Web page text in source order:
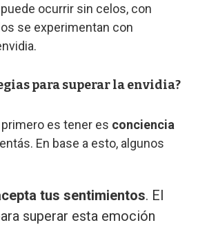
ocurrir sin celos, con
se experimentan con
para superar la envidia?
es tener es conciencia
En base a esto, algunos
tus sentimientos. El
superar esta emoción